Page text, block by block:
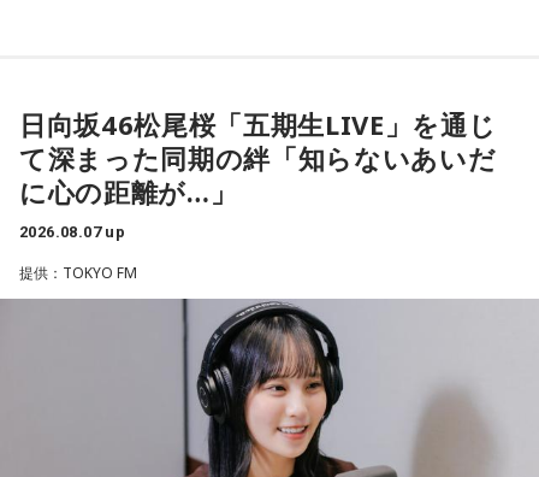
◆“真逆な作り方”で楽曲制作
リーガルリリーは高校在学時から注目を集め、国内大型ロッ
た世界最大級の音楽フェスティバル「SXSW（サウス・バイ・
サウスウエスト）」の出演や中国ツアーの開催など、海外で
のライブも経験。そのほか、2019年公開の映画「惡の華」で
は主題歌と劇中歌を担当し、今年4月から放送されたテレビド
ラマ版「惡の華」では、たかはしほのかさんが劇伴を担当。
そして、今秋には初のアジアツアーの開催が決定していま
日向坂46松尾桜「五期生LIVE」を通じ
て深まった同期の絆「知らないあいだ
に心の距離が…」
2026.08.07 up
提供：TOKYO FM